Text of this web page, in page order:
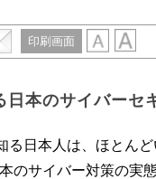
印刷画面
本のサイバーセ
日本人は、ほとん
のサイバー対策の実